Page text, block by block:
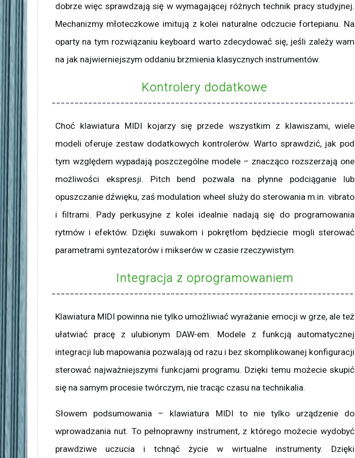
dobrze więc sprawdzają się w wymagającej różnych technik pracy studyjnej.
Mechanizmy młoteczkowe imitują z kolei naturalne odczucie fortepianu. Na
oparty na tym rozwiązaniu keyboard warto zdecydować się, jeśli zależy wam
na jak najwierniejszym oddaniu brzmienia klasycznych instrumentów.
Kontrolery dodatkowe
Choć klawiatura MIDI kojarzy się przede wszystkim z klawiszami, wiele
modeli oferuje zestaw dodatkowych kontrolerów. Warto sprawdzić, jak pod
tym względem wypadają poszczególne modele – znacząco rozszerzają one
możliwości ekspresji. Pitch bend pozwala na płynne podciąganie lub
opuszczanie dźwięku, zaś modulation wheel służy do sterowania m.in. vibrato
i filtrami. Pady perkusyjne z kolei idealnie nadają się do programowania
rytmów i efektów. Dzięki suwakom i pokrętłom będziecie mogli sterować
parametrami syntezatorów i mikserów w czasie rzeczywistym.
Integracja z oprogramowaniem
Klawiatura MIDI powinna nie tylko umożliwiać wyrażanie emocji w grze, ale też
ułatwiać pracę z ulubionym DAW-em. Modele z funkcją automatycznej
integracji lub mapowania pozwalają od razu i bez skomplikowanej konfiguracji
sterować najważniejszymi funkcjami programu. Dzięki temu możecie skupić
się na samym procesie twórczym, nie tracąc czasu na technikalia.
Słowem podsumowania – klawiatura MIDI to nie tylko urządzenie do
wprowadzania nut. To pełnoprawny instrument, z którego możecie wydobyć
prawdziwe uczucia i tchnąć życie w wirtualne instrumenty. Dzięki